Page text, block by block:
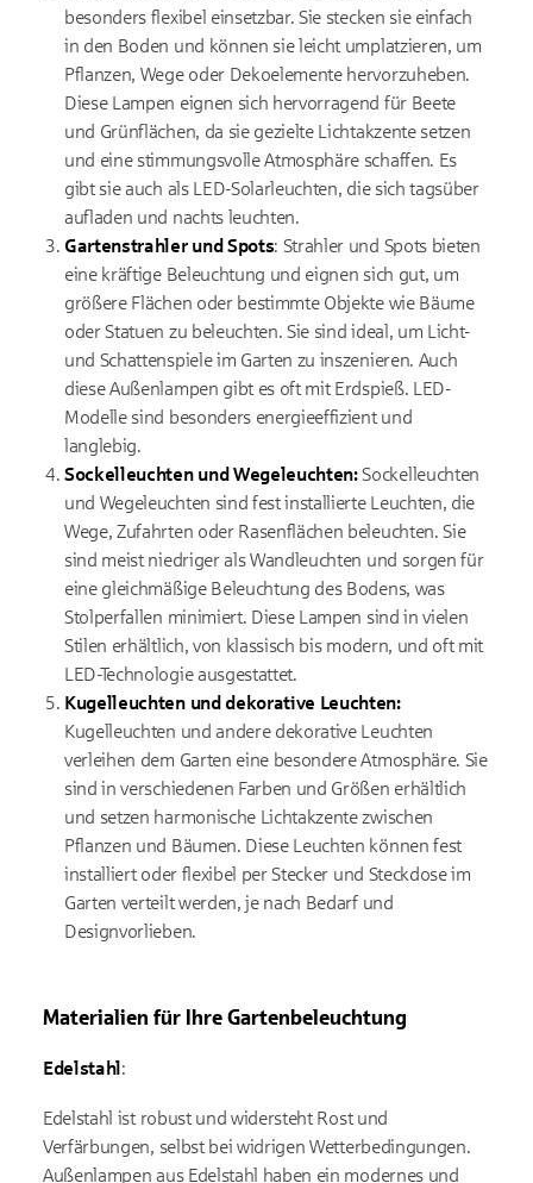
besonders flexibel einsetzbar. Sie stecken sie einfach
in den Boden und können sie leicht umplatzieren, um
Pflanzen, Wege oder Dekoelemente hervorzuheben.
Diese Lampen eignen sich hervorragend für Beete
und Grünflächen, da sie gezielte Lichtakzente setzen
und eine stimmungsvolle Atmosphäre schaffen. Es
gibt sie auch als LED-Solarleuchten, die sich tagsüber
aufladen und nachts leuchten.
Gartenstrahler und Spots: Strahler und Spots bieten
eine kräftige Beleuchtung und eignen sich gut, um
größere Flächen oder bestimmte Objekte wie Bäume
oder Statuen zu beleuchten. Sie sind ideal, um Licht-
und Schattenspiele im Garten zu inszenieren. Auch
diese Außenlampen gibt es oft mit Erdspieß. LED-
Modelle sind besonders energieeffizient und
langlebig.
Sockelleuchten und Wegeleuchten:Sockelleuchten
und Wegeleuchten sind fest installierte Leuchten, die
Wege, Zufahrten oder Rasenflächen beleuchten. Sie
sind meist niedriger als Wandleuchten und sorgen für
eine gleichmäßige Beleuchtung des Bodens, was
Stolperfallen minimiert. Diese Lampen sind in vielen
Stilen erhältlich, von klassisch bis modern, und oft mit
LED-Technologie ausgestattet.
Kugelleuchten und dekorative Leuchten:
Kugelleuchten und andere dekorative Leuchten
verleihen dem Garten eine besondere Atmosphäre. Sie
sind in verschiedenen Farben und Größen erhältlich
und setzen harmonische Lichtakzente zwischen
Pflanzen und Bäumen. Diese Leuchten können fest
installiert oder flexibel per Stecker und Steckdose im
Garten verteilt werden, je nach Bedarf und
Designvorlieben.
Materialien für Ihre Gartenbeleuchtung
Edelstahl :
Edelstahl ist robust und widersteht Rost und
Verfärbungen, selbst bei widrigen Wetterbedingungen.
Außenlampen aus Edelstahl haben ein modernes und